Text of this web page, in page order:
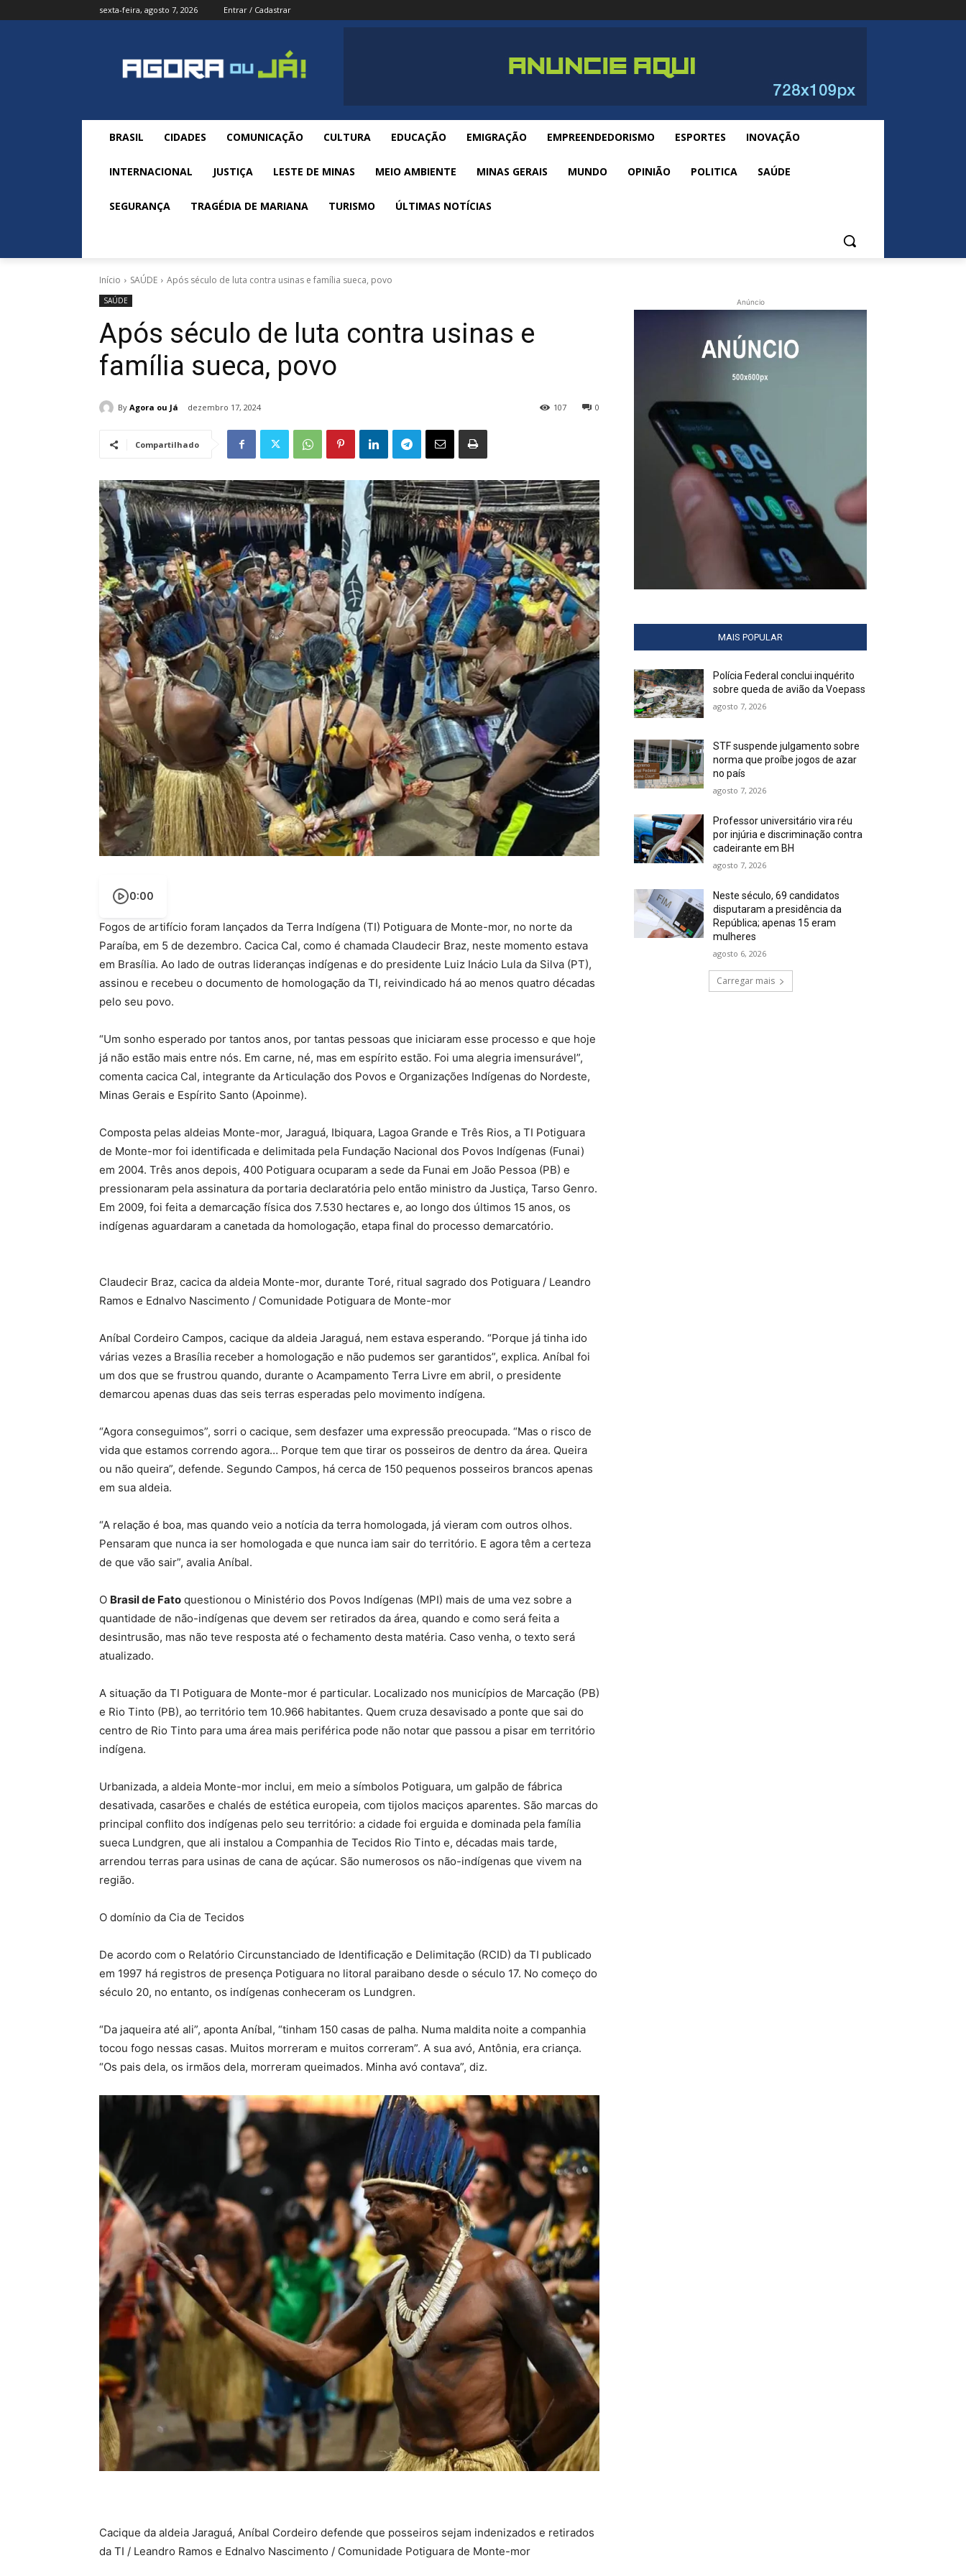
sexta-feira, agosto 7, 2026 Entrar / Cadastrar
BRASIL CIDADES COMUNICAÇÃO CULTURA EDUCAÇÃO EMIGRAÇÃO EMPREENDEDORISMO ESPORTES INOVAÇÃO
INTERNACIONAL JUSTIÇA LESTE DE MINAS MEIO AMBIENTE MINAS GERAIS MUNDO OPINIÃO POLITICA SAÚDE
SEGURANÇA TRAGÉDIA DE MARIANA TURISMO ÚLTIMAS NOTÍCIAS
Início SAÚDE Após século de luta contra usinas e família sueca, povo
SAÚDE
Após século de luta contra usinas e
família sueca, povo
By Agora ou Já dezembro 17, 2024 0
107
Compartilhado
0:00
Fogos de artifício foram lançados da Terra Indígena (TI) Potiguara de Monte-mor, no norte da
Paraíba, em 5 de dezembro. Cacica Cal, como é chamada Claudecir Braz, neste momento estava
em Brasília. Ao lado de outras lideranças indígenas e do presidente Luiz Inácio Lula da Silva (PT),
assinou e recebeu o documento de homologação da TI, reivindicado há ao menos quatro décadas
pelo seu povo.
“Um sonho esperado por tantos anos, por tantas pessoas que iniciaram esse processo e que hoje
já não estão mais entre nós. Em carne, né, mas em espírito estão. Foi uma alegria imensurável”,
comenta cacica Cal, integrante da Articulação dos Povos e Organizações Indígenas do Nordeste,
Minas Gerais e Espírito Santo (Apoinme).
Composta pelas aldeias Monte-mor, Jaraguá, Ibiquara, Lagoa Grande e Três Rios, a TI Potiguara
de Monte-mor foi identificada e delimitada pela Fundação Nacional dos Povos Indígenas (Funai)
em 2004. Três anos depois, 400 Potiguara ocuparam a sede da Funai em João Pessoa (PB) e
pressionaram pela assinatura da portaria declaratória pelo então ministro da Justiça, Tarso Genro.
Em 2009, foi feita a demarcação física dos 7.530 hectares e, ao longo dos últimos 15 anos, os
indígenas aguardaram a canetada da homologação, etapa final do processo demarcatório.
Claudecir Braz, cacica da aldeia Monte-mor, durante Toré, ritual sagrado dos Potiguara / Leandro
Ramos e Ednalvo Nascimento / Comunidade Potiguara de Monte-mor
Aníbal Cordeiro Campos, cacique da aldeia Jaraguá, nem estava esperando. “Porque já tinha ido
várias vezes a Brasília receber a homologação e não pudemos ser garantidos”, explica. Aníbal foi
um dos que se frustrou quando, durante o Acampamento Terra Livre em abril, o presidente
demarcou apenas duas das seis terras esperadas pelo movimento indígena.
“Agora conseguimos”, sorri o cacique, sem desfazer uma expressão preocupada. “Mas o risco de
vida que estamos correndo agora… Porque tem que tirar os posseiros de dentro da área. Queira
ou não queira”, defende. Segundo Campos, há cerca de 150 pequenos posseiros brancos apenas
em sua aldeia.
“A relação é boa, mas quando veio a notícia da terra homologada, já vieram com outros olhos.
Pensaram que nunca ia ser homologada e que nunca iam sair do território. E agora têm a certeza
de que vão sair”, avalia Aníbal.
O Brasil de Fato questionou o Ministério dos Povos Indígenas (MPI) mais de uma vez sobre a
quantidade de não-indígenas que devem ser retirados da área, quando e como será feita a
desintrusão, mas não teve resposta até o fechamento desta matéria. Caso venha, o texto será
atualizado.
A situação da TI Potiguara de Monte-mor é particular. Localizado nos municípios de Marcação (PB)
e Rio Tinto (PB), ao território tem 10.966 habitantes. Quem cruza desavisado a ponte que sai do
centro de Rio Tinto para uma área mais periférica pode não notar que passou a pisar em território
indígena.
Urbanizada, a aldeia Monte-mor inclui, em meio a símbolos Potiguara, um galpão de fábrica
desativada, casarões e chalés de estética europeia, com tijolos maciços aparentes. São marcas do
principal conflito dos indígenas pelo seu território: a cidade foi erguida e dominada pela família
sueca Lundgren, que ali instalou a Companhia de Tecidos Rio Tinto e, décadas mais tarde,
arrendou terras para usinas de cana de açúcar. São numerosos os não-indígenas que vivem na
região.
O domínio da Cia de Tecidos
De acordo com o Relatório Circunstanciado de Identificação e Delimitação (RCID) da TI publicado
em 1997 há registros de presença Potiguara no litoral paraibano desde o século 17. No começo do
século 20, no entanto, os indígenas conheceram os Lundgren.
“Da jaqueira até ali”, aponta Aníbal, “tinham 150 casas de palha. Numa maldita noite a companhia
tocou fogo nessas casas. Muitos morreram e muitos correram”. A sua avó, Antônia, era criança.
“Os pais dela, os irmãos dela, morreram queimados. Minha avó contava”, diz.
Cacique da aldeia Jaraguá, Aníbal Cordeiro defende que posseiros sejam indenizados e retirados
da TI / Leandro Ramos e Ednalvo Nascimento / Comunidade Potiguara de Monte-mor
Anúncio
MAIS POPULAR
Polícia Federal conclui inquérito
sobre queda de avião da Voepass
agosto 7, 2026
STF suspende julgamento sobre
norma que proíbe jogos de azar
no país
agosto 7, 2026
Professor universitário vira réu
por injúria e discriminação contra
cadeirante em BH
agosto 7, 2026
Neste século, 69 candidatos
disputaram a presidência da
República; apenas 15 eram
mulheres
agosto 6, 2026
Carregar mais